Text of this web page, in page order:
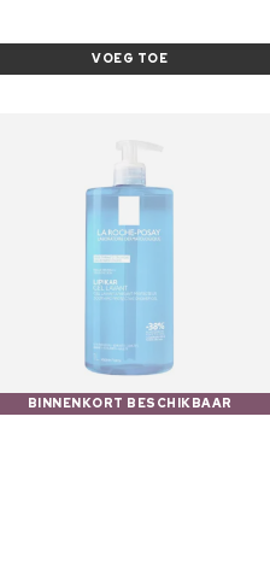
VOEG TOE
BINNENKORT BESCHIKBAAR